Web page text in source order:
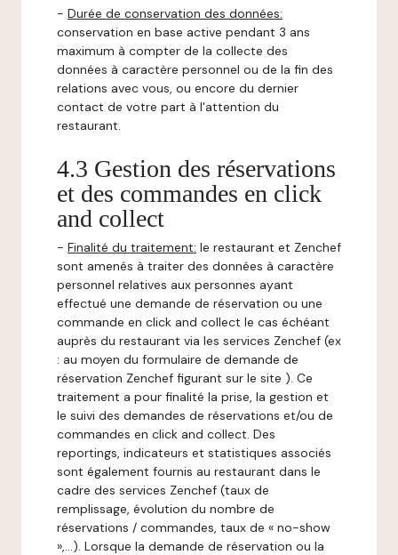
- Durée de conservation des données:
conservation en base active pendant 3 ans
maximum à compter de la collecte des
données à caractère personnel ou de la fin des
relations avec vous, ou encore du dernier
contact de votre part à l'attention du
restaurant.
4.3 Gestion des réservations
et des commandes en click
and collect
- Finalité du traitement: le restaurant et Zenchef
sont amenés à traiter des données à caractère
personnel relatives aux personnes ayant
effectué une demande de réservation ou une
commande en click and collect le cas échéant
auprès du restaurant via les services Zenchef (ex
: au moyen du formulaire de demande de
réservation Zenchef figurant sur le site ). Ce
traitement a pour finalité la prise, la gestion et
le suivi des demandes de réservations et/ou de
commandes en click and collect. Des
reportings, indicateurs et statistiques associés
sont également fournis au restaurant dans le
cadre des services Zenchef (taux de
remplissage, évolution du nombre de
réservations / commandes, taux de « no-show
»,…). Lorsque la demande de réservation ou la